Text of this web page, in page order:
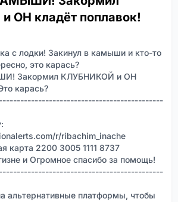
ОН кладёт поплавок!
с лодки! Закинул в камыши и кто-то
это карась?
Закормил КЛУБНИКОЙ и ОН
карась?
r/ribachim_inache
карта 2200 3005 1111 8737
и Огромное спасибо за помощь!
альтернативные платформы, чтобы